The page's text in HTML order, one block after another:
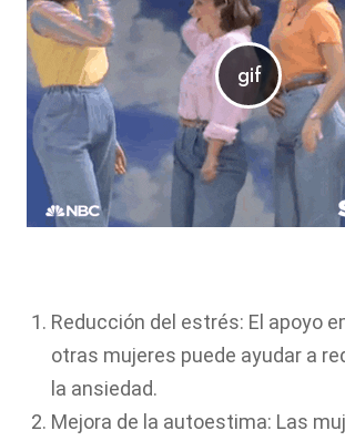
Reducción del estrés: El apoyo
otras mujeres puede ayudar a
la ansiedad.
Mejora de la autoestima: Las